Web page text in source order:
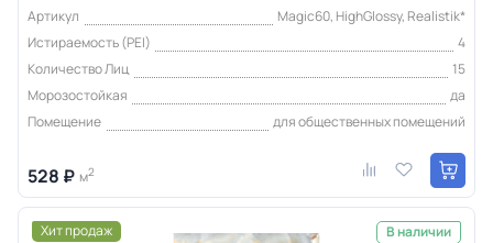
Артикул
Magic60, HighGlossy, Realistik*
Истираемость (PEI)
4
Количество Лиц
15
Морозостойкая
да
Помещение
для общественных помещений
528 ₽ м2
Хит продаж
В наличии